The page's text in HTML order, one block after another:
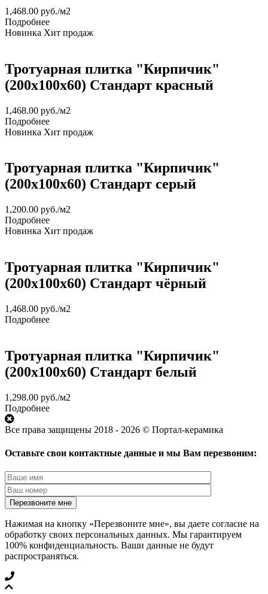
1,468.00 руб./м2
Подробнее
Новинка Хит продаж
Тротуарная плитка "Кирпичик"
(200х100х60) Стандарт красный
1,468.00 руб./м2
Подробнее
Новинка Хит продаж
Тротуарная плитка "Кирпичик"
(200х100х60) Стандарт серый
1,200.00 руб./м2
Подробнее
Новинка Хит продаж
Тротуарная плитка "Кирпичик"
(200х100х60) Стандарт чёрный
1,468.00 руб./м2
Подробнее
Тротуарная плитка "Кирпичик"
(200х100х60) Стандарт белый
1,298.00 руб./м2
Подробнее
Все права защищены 2018 - 2026 © Портал-керамика
Оставьте свои контактные данные и мы Вам перезвоним:
Нажимая на кнопку «Перезвоните мне», вы даете согласие на
обработку своих персональных данных. Мы гарантируем
100% конфиденциальность. Ваши данные не будут
распространяться.